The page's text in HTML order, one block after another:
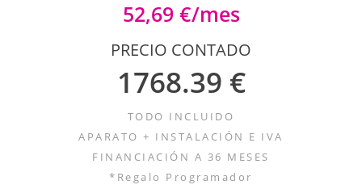
52,69 €/mes
PRECIO CONTADO
1768.39 €
TODO INCLUIDO
APARATO + INSTALACIÓN E IVA
FINANCIACIÓN A 36 MESES
*Regalo Programador